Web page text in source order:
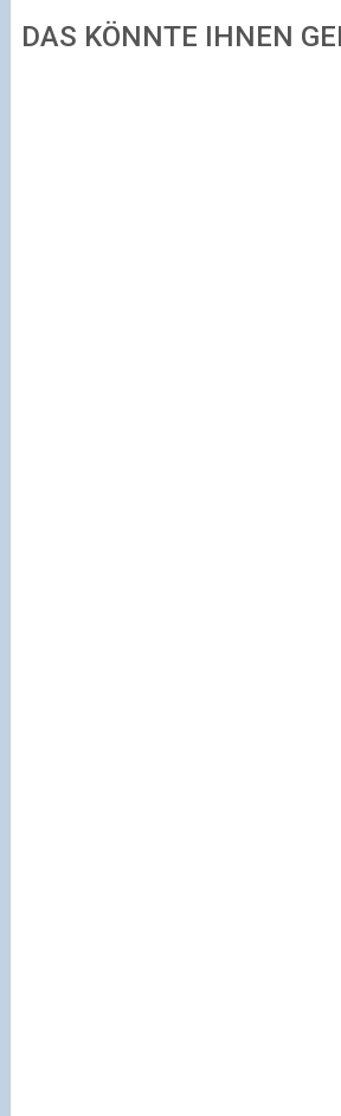
DAS KÖNNTE IHNEN